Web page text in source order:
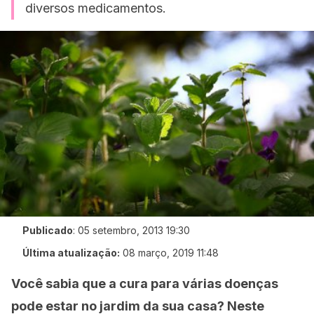
diversos medicamentos.
Publicado: 05 setembro, 2013 19:30
Última atualização: 08 março, 2019 11:48
Você sabia que a cura para várias doenças
pode estar no jardim da sua casa? Neste